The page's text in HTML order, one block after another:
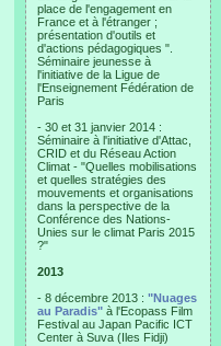
place de l'engagement en
France et à l'étranger ;
présentation d'outils et
d'actions pédagogiques ".
Séminaire jeunesse à
l'initiative de la Ligue de
l'Enseignement Fédération de
Paris
- 30 et 31 janvier 2014 :
Séminaire à l'initiative d'Attac,
CRID et du Réseau Action
Climat - "Quelles mobilisations
et quelles stratégies des
mouvements et organisations
dans la perspective de la
Conférence des Nations-
Unies sur le climat Paris 2015
?"
2013
- 8 décembre 2013 : "Nuages
au Paradis" à l'Ecopass Film
Festival au Japan Pacific ICT
Center à Suva (Iles Fidji)